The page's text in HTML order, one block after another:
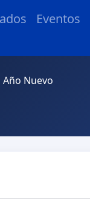
Eventos
Año Nuevo